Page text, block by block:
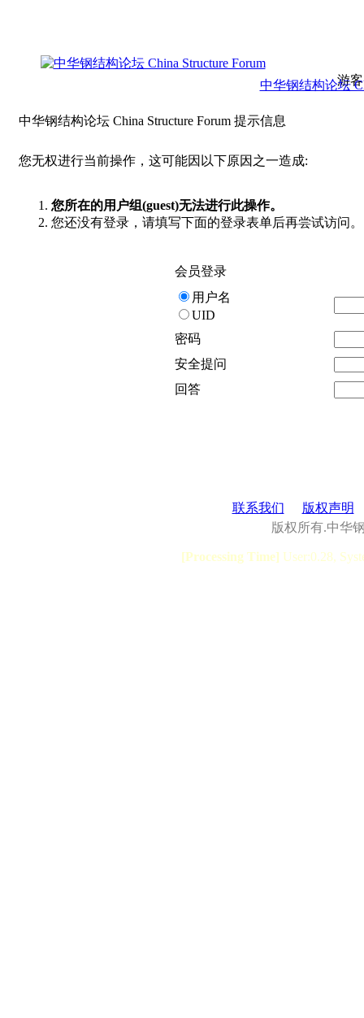
游
中华钢结构论坛
中华钢结构论坛 China Structure Forum 提示信息
您无权进行当前操作，这可能因以下原因之一造成:
您所在的用户组(guest)无法进行此操作。
您还没有登录，请填写下面的登录表单后再尝试访问。
会员登录
用户名
UID
密码
安全提问
回答
联系我们
版权声明
版权所有.中华
[Processing Time] User:0.28,